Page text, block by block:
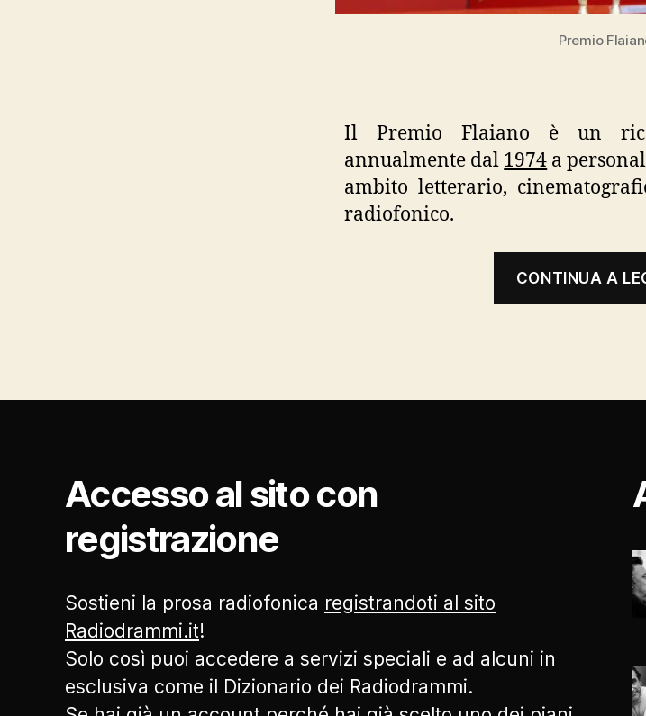
Premio
Il Premio Flaiano è un
annualmente dal 1974 a
ambito letterario,
radiofonico.
CONTINUA A
Accesso al sito con
registrazione
Sostieni la prosa radiofonica registrandoti al sito
Radiodrammi.it!
Solo così puoi accedere a servizi speciali e ad alcuni in
esclusiva come il Dizionario dei Radiodrammi.